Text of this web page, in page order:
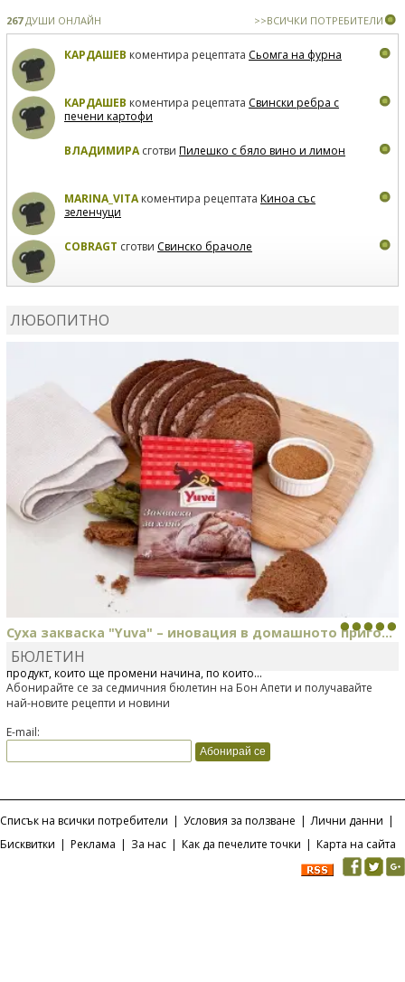
267ДУШИ ОНЛАЙН >>ВСИЧКИ ПОТРЕБИТЕЛИ
КАРДАШЕВ коментира рецептата Сьомга на фурна
КАРДАШЕВ коментира рецептата Свински ребра с
печени картофи
ВЛАДИМИРАсготви Пилешко с бяло вино и лимон
MARINA_VITAкоментира рецептата Киноа със
зеленчуци
COBRAGT сготви Свинско брачоле
ЛЮБОПИТНО
Суха закваска "Yuva" – иновация в домашното приго...
Отскоро Лесафр България стартира предлагането на изцяло нов
продукт, който ще промени начина, по който...
БЮЛЕТИН
Абонирайте се за седмичния бюлетин на Бон Апети и получавайте
най-новите рецепти и новини
E-mail:
Списък на всички потребители | Условия за ползване | Лични данни |
Бисквитки | Реклама | За нас | Как да печелите точки | Карта на сайта